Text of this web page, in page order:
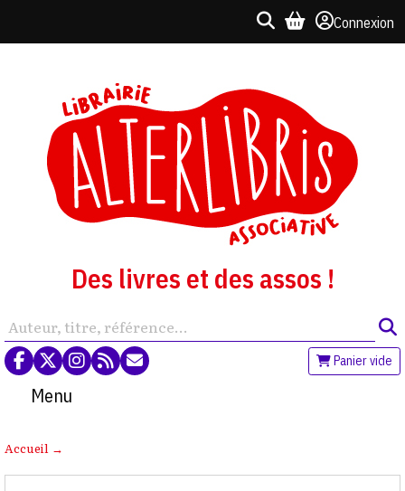
Connexion
Des livres et des assos !
Panier vide
Menu
Accueil →